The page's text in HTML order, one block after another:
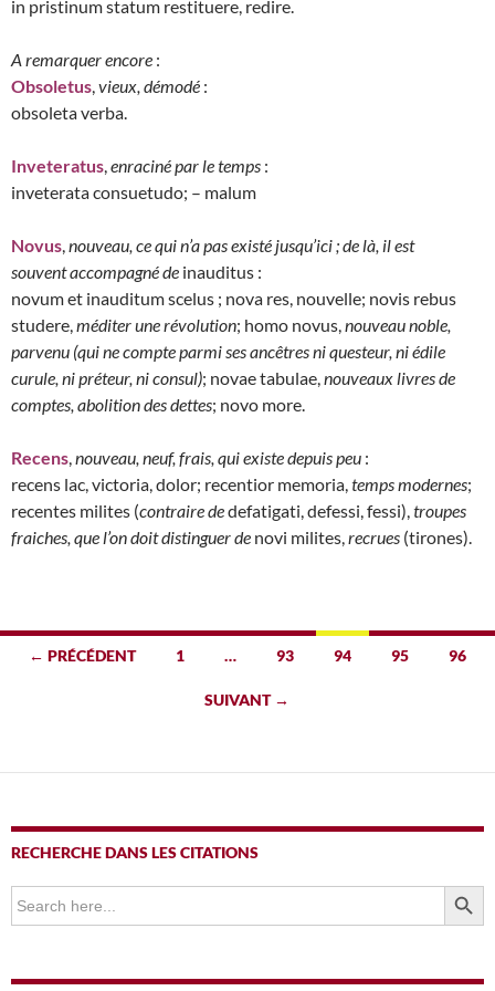
in pristinum statum restituere, redire.
A remarquer encore :
Obsoletus,vieux, démodé :
obsoleta verba.
Inveteratus,enraciné par le temps :
inveterata consuetudo; – malum
Novus,nouveau, ce qui n’a pas existé jusqu’ici ; de là, il est
souvent accompagné de inauditus :
novum et inauditum scelus ; nova res, nouvelle; novis rebus
studere,méditer une révolution; homo novus,nouveau noble,
parvenu (qui ne compte parmi ses ancêtres ni questeur, ni édile
curule, ni préteur, ni consul); novae tabulae,nouveaux livres de
comptes, abolition des dettes; novo more.
Recens,nouveau, neuf, frais, qui existe depuis peu :
recens lac, victoria, dolor; recentior memoria,temps modernes;
recentes milites (contraire dedefatigati, defessi, fessi),troupes
fraiches, que l’on doit distinguer de novi milites,recrues (tirones).
Navigation
← PRÉCÉDENT 1 … 93 94 95 96
SUIVANT →
RECHERCHE DANS LES CITATIONS
Search
for:
SEARCH